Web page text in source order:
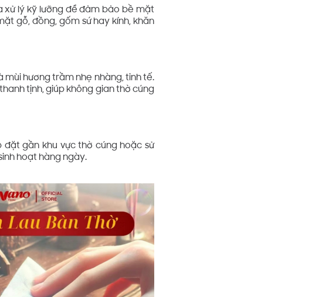
xử lý kỹ lưỡng để đảm bảo bề mặt
gỗ, đồng, gốm sứ hay kính, khăn
mùi hương trầm nhẹ nhàng, tinh tế.
tịnh, giúp không gian thờ cúng
đặt gần khu vực thờ cúng hoặc sử
hoạt hàng ngày.